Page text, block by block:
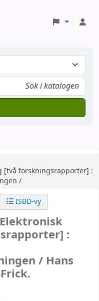
[två forskningsrapporter] :
/
ISBD-vy
:
/ Hans